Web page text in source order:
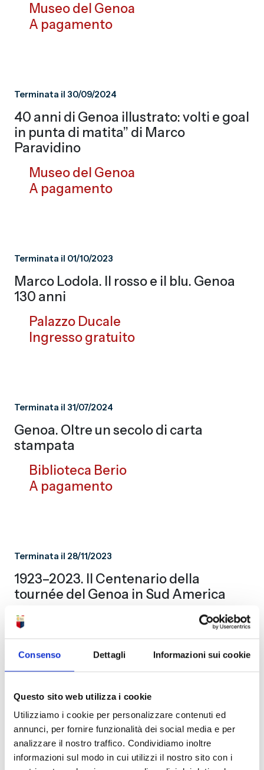
Consenso Dettagli Informazioni sui cookie
Questo sito web utilizza i cookie
Utilizziamo i cookie per personalizzare contenuti ed
annunci, per fornire funzionalità dei social media e per
analizzare il nostro traffico. Condividiamo inoltre
informazioni sul modo in cui utilizzi il nostro sito con i
Museo del Genoa
A pagamento
Terminata il 30/09/2024
40 anni di Genoa illustrato: volti e goal
in punta di matita” di Marco
Paravidino
Museo del Genoa
A pagamento
Terminata il 01/10/2023
Marco Lodola. Il rosso e il blu. Genoa
130 anni
Palazzo Ducale
Ingresso gratuito
Terminata il 31/07/2024
Genoa. Oltre un secolo di carta
stampata
Biblioteca Berio
A pagamento
Terminata il 28/11/2023
1923–2023. Il Centenario della
tournée del Genoa in Sud America
A pagamento
Terminata il 30/11/2022
Scatto e mi commuovo
Museo del Genoa